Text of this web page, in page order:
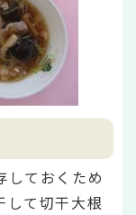
しておくため
して切干大根